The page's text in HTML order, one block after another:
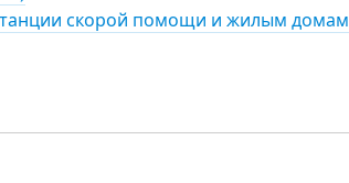
скорой помощи и жилым домам